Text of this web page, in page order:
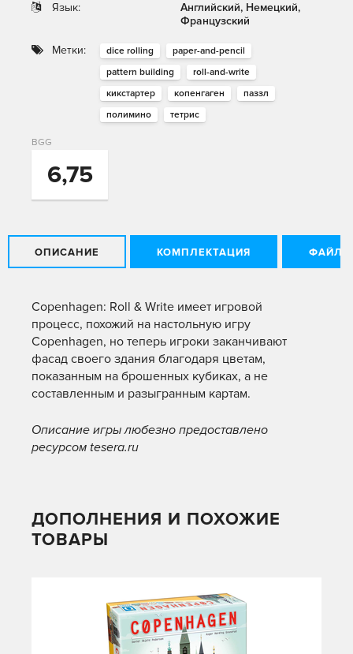
Язык:
Английский, Немецкий,
Французский
Метки: dice rolling
paper-and-pencil
pattern building
roll-and-write
кикстартер
копенгаген
паззл
полимино
тетрис
BGG
6,75
ОПИСАНИЕ КОМПЛЕКТАЦИЯ ФАЙЛЫ
Copenhagen: Roll & Write имеет игровой
процесс, похожий на настольную игру
Copenhagen, но теперь игроки заканчивают
фасад своего здания благодаря цветам,
показанным на брошенных кубиках, а не
составленным и разыгранным картам.
Описание игры любезно предоставлено
ресурсом tesera.ru
ДОПОЛНЕНИЯ И ПОХОЖИЕ
ТОВАРЫ